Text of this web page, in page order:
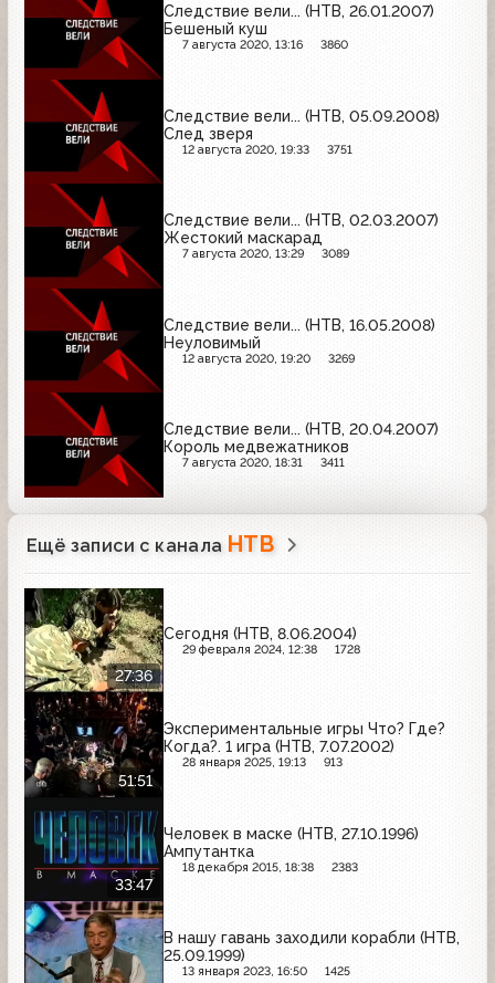
Следствие вели... (НТВ, 26.01.2007)
Бешеный куш
7 августа 2020, 13:16 3860
Следствие вели... (НТВ, 05.09.2008)
След зверя
12 августа 2020, 19:33 3751
Следствие вели... (НТВ, 02.03.2007)
Жестокий маскарад
7 августа 2020, 13:29 3089
Следствие вели... (НТВ, 16.05.2008)
Неуловимый
12 августа 2020, 19:20 3269
Следствие вели... (НТВ, 20.04.2007)
Король медвежатников
7 августа 2020, 18:31 3411
Ещё записи с канала НТВ
27:36
Сегодня (НТВ, 8.06.2004)
29 февраля 2024, 12:38 1728
51:51
Экспериментальные игры Что? Где?
Когда?. 1 игра (НТВ, 7.07.2002)
28 января 2025, 19:13 913
33:47
Человек в маске (НТВ, 27.10.1996)
Ампутантка
18 декабря 2015, 18:38 2383
В нашу гавань заходили корабли (НТВ,
25.09.1999)
13 января 2023, 16:50 1425